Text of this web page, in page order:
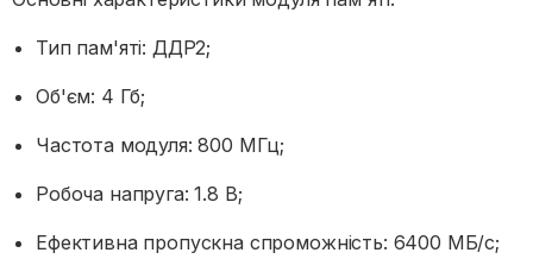
Тип пам'яті: ДДР2;
Об'єм: 4 Гб;
Частота модуля: 800 МГц;
Робоча напруга: 1.8 В;
Ефективна пропускна спроможність: 6400 МБ/с;